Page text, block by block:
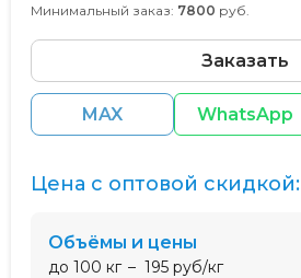
Минимальный заказ: 7800 руб.
Заказать
MAX WhatsApp
Цена с оптовой скидкой:
Объёмы и цены
до 100 кг
195 руб/кг